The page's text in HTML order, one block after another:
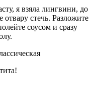
я взяла лингвини, до
отвару стечь. Разложите
соусом и сразу